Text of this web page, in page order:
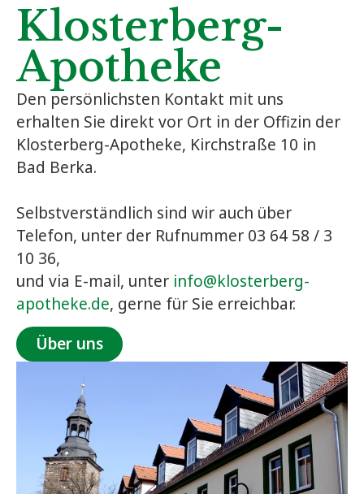
Klosterberg-
Apotheke
Den persönlichsten Kontakt mit uns
erhalten Sie direkt vor Ort in der Offizin der
Klosterberg-Apotheke, Kirchstraße 10 in
Bad Berka.
Selbstverständlich sind wir auch über
Telefon, unter der Rufnummer 03 64 58 / 3
10 36,
und via E-mail, unter info@klosterberg-
apotheke.de, gerne für Sie erreichbar.
Über uns